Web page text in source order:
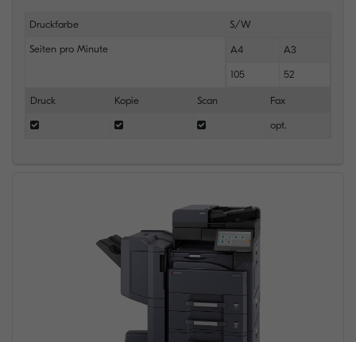
Druckfarbe S/W
Seiten pro Minute A4 A3
105 52
Druck Kopie Scan Fax
opt.